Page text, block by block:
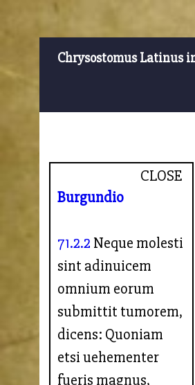
Chrysostomus Latinus
CLOSE
Burgundio
71.2.2 Neque molesti
sint adinuicem
omnium eorum
submittit tumorem,
dicens: Quoniam
etsi uehementer
fueris magnus,